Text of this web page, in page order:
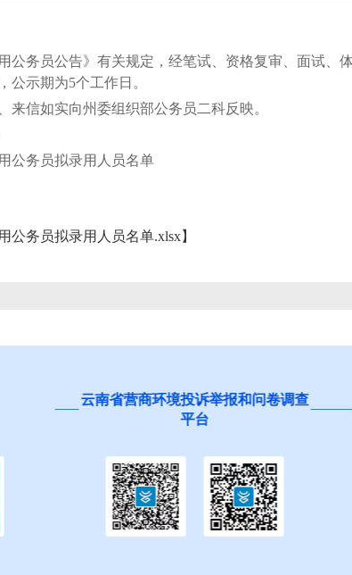
务员公告》有关规定，经笔试、资格复审、面试、
公示期为5个工作日。
信如实向州委组织部公务员二科反映。
务员拟录用人员名单
公务员拟录用人员名单.xlsx】
云南省营商环境投诉举报和问卷调查
红河州食